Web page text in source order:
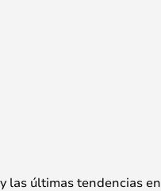
las últimas tendencias en